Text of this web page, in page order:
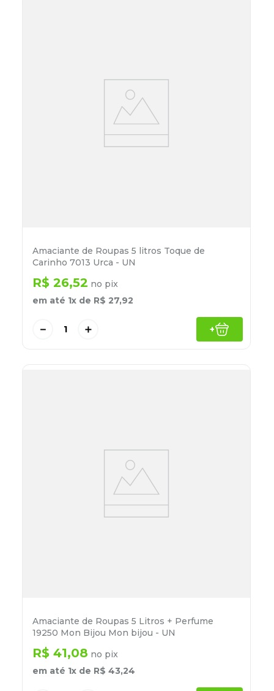
Amaciante de Roupas 5 litros Toque de
Carinho 7013 Urca - UN
R$ 26,52 no pix
em até 1x de R$ 27,92
＋
－ +
Amaciante de Roupas 5 Litros + Perfume
19250 Mon Bijou Mon bijou - UN
R$ 41,08 no pix
em até 1x de R$ 43,24